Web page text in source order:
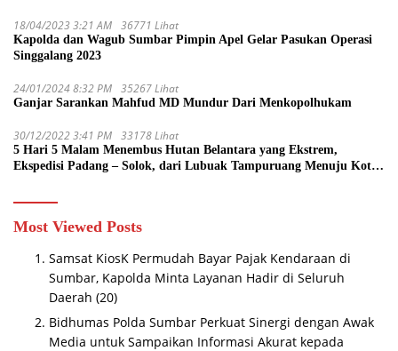
18/04/2023 3:21 AM 36771 Lihat
Kapolda dan Wagub Sumbar Pimpin Apel Gelar Pasukan Operasi
Singgalang 2023
24/01/2024 8:32 PM 35267 Lihat
Ganjar Sarankan Mahfud MD Mundur Dari Menkopolhukam
30/12/2022 3:41 PM 33178 Lihat
5 Hari 5 Malam Menembus Hutan Belantara yang Ekstrem,
Ekspedisi Padang – Solok, dari Lubuak Tampuruang Menuju Koto
Most Viewed Posts
Samsat KiosK Permudah Bayar Pajak Kendaraan di
Sumbar, Kapolda Minta Layanan Hadir di Seluruh
Daerah (20)
Bidhumas Polda Sumbar Perkuat Sinergi dengan Awak
Media untuk Sampaikan Informasi Akurat kepada